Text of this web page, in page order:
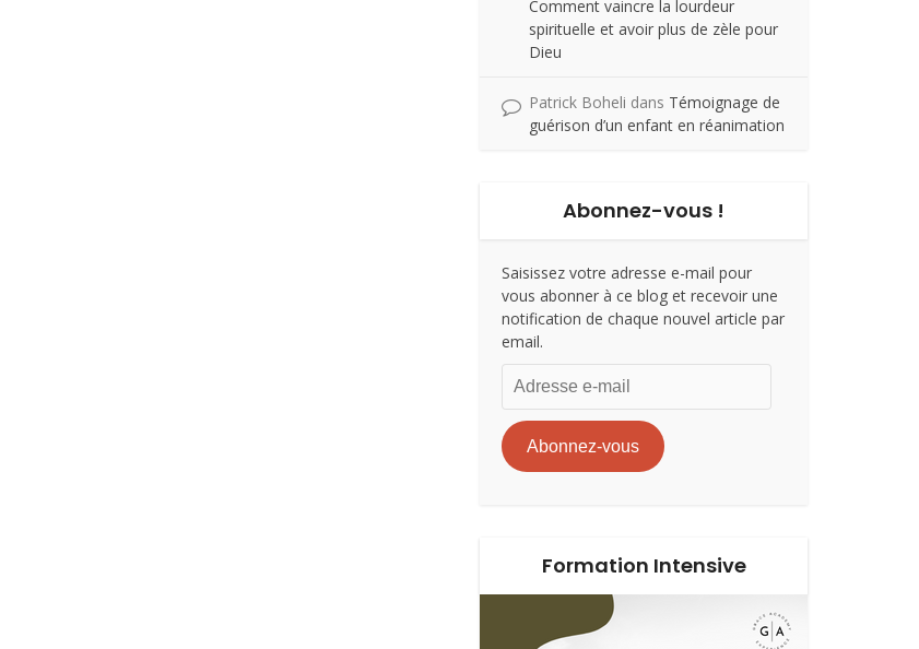
Comment vaincre la lourdeur
spirituelle et avoir plus de zèle pour
Dieu
Patrick Boheli dans Témoignage de
guérison d’un enfant en réanimation
Abonnez-vous !
Saisissez votre adresse e-mail pour
vous abonner à ce blog et recevoir une
notification de chaque nouvel article par
email.
Adresse
e-
mail
Abonnez-vous
Formation Intensive